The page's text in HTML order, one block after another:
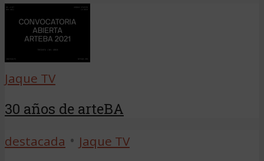
Jaque TV
30 años de arteBA
destacada • Jaque TV